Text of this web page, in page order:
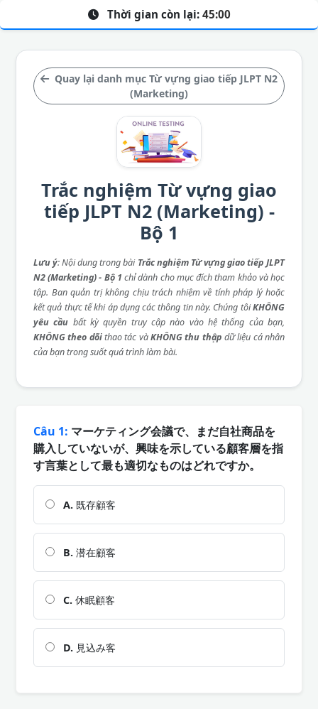
Quay lại danh mục Từ vựng giao tiếp JLPT N2
(Marketing)
Trắc nghiệm Từ vựng giao
tiếp JLPT N2 (Marketing) -
Bộ 1
Lưu ý: Nội dung trong bài Trắc nghiệm Từ vựng giao tiếp JLPT
N2 (Marketing) - Bộ 1 chỉ dành cho mục đích tham khảo và học
tập. Ban quản trị không chịu trách nhiệm về tính pháp lý hoặc
kết quả thực tế khi áp dụng các thông tin này. Chúng tôiKHÔNG
yêu cầu bất kỳ quyền truy cập nào vào hệ thống của bạn,
KHÔNG theo dõithao tác vàKHÔNG thu thập dữ liệu cá nhân
của bạn trong suốt quá trình làm bài.
Thời gian còn lại: 45:00
Câu 1: マーケティング会議で、まだ自社商品を
購入していないが、興味を示している顧客層を指
す言葉として最も適切なものはどれですか。
A. 既存顧客
B. 潜在顧客
C. 休眠顧客
D. 見込み客